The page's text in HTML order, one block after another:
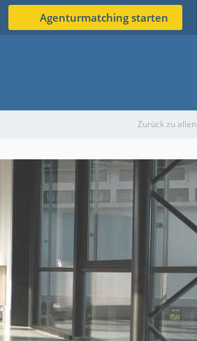
Agenturmatching starten
Zurück zu allen